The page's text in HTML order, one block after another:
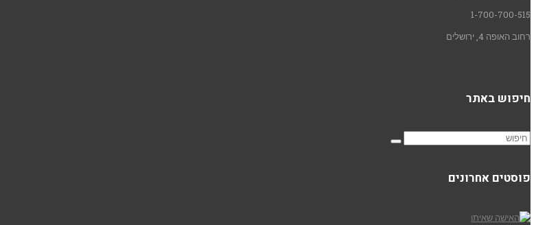
1-700-700-515
רחוב האופה 4, ירושלים
חיפוש באתר
פוסטים אחרונים